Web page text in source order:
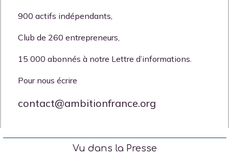
900 actifs indépendants,
Club de 260 entrepreneurs,
15 000 abonnés à notre Lettre d’informations.
Pour nous écrire
contact@ambitionfrance.org
Vu dans la Presse